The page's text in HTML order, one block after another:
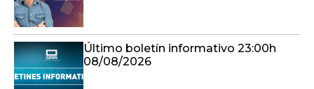
Último boletín informativo 23:00h
08/08/2026